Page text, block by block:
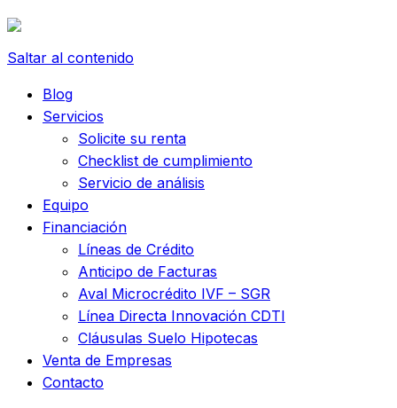
Saltar al contenido
Blog
Servicios
Solicite su renta
Checklist de cumplimiento
Servicio de análisis
Equipo
Financiación
Líneas de Crédito
Anticipo de Facturas
Aval Microcrédito IVF – SGR
Línea Directa Innovación CDTI
Cláusulas Suelo Hipotecas
Venta de Empresas
Contacto